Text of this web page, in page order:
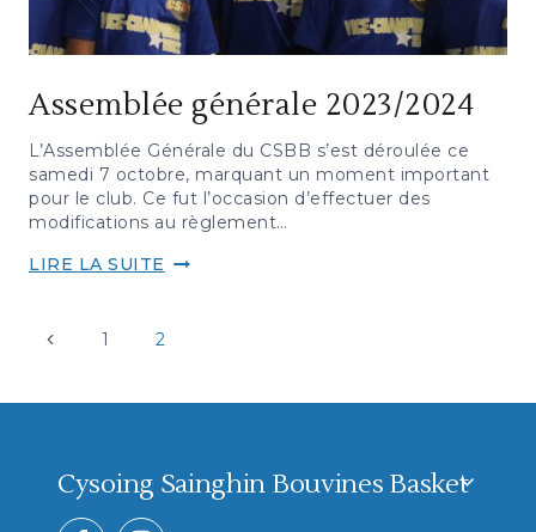
Assemblée générale 2023/2024
L’Assemblée Générale du CSBB s’est déroulée ce
samedi 7 octobre, marquant un moment important
pour le club. Ce fut l’occasion d’effectuer des
modifications au règlement…
LIRE LA SUITE ASSEMBLÉE
Page
Previous
1 2
Cysoing Sainghin Bouvines Basket